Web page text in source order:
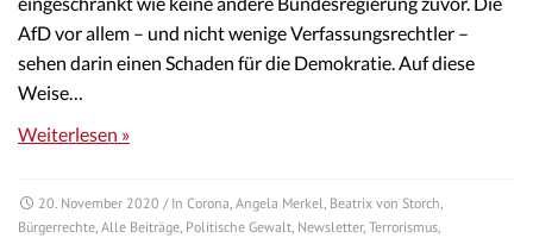
AfD vor allem – und nicht wenige Verfassungsrechtler –
sehen darin einen Schaden für die Demokratie. Auf diese
Weise…
Weiterlesen »
20. November 2020 / In Corona, Angela Merkel, Beatrix von Storch,
Bürgerrechte, Alle Beiträge, Politische Gewalt, Newsletter, Terrorismus,